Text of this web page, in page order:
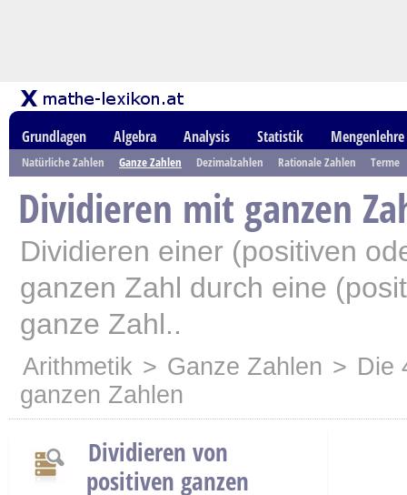
Grundlagen Algebra Analysis Statistik Mengenlehre
Natürliche Zahlen Ganze Zahlen Dezimalzahlen Rationale Zahlen Terme
Dividieren mit ganzen
Dividieren einer (positiven
ganzen Zahl durch eine
ganze Zahl..
Arithmetik > Ganze Zahlen > Die
ganzen Zahlen
Dividieren von
positiven ganzen